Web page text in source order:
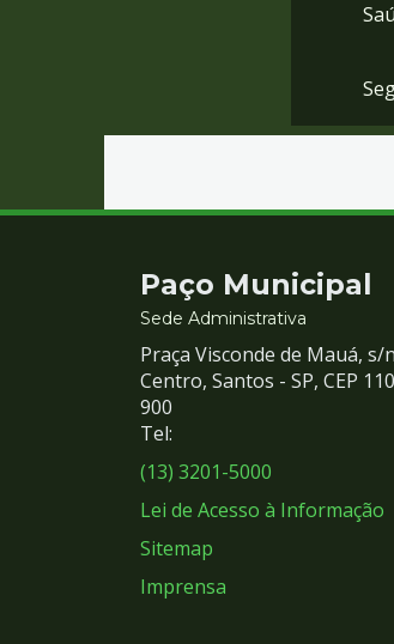
Contato
e
Redes
Sociais
Paço Municipal
Sede Administrativa
Praça Visconde de Mauá, s/
Centro, Santos - SP, CEP
900
Tel:
(13) 3201-5000
Lei de Acesso à Informação
Sitemap
Imprensa